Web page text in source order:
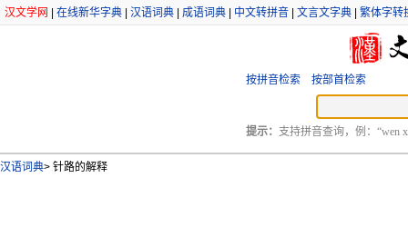
汉文学网 在线新华字典 汉语词典 成语词典 中文转拼音 文言文字典 繁体字转
按拼音检索 按部首检索
提示： 支持拼音查询，例：“wen
汉语词典> 针路的解释